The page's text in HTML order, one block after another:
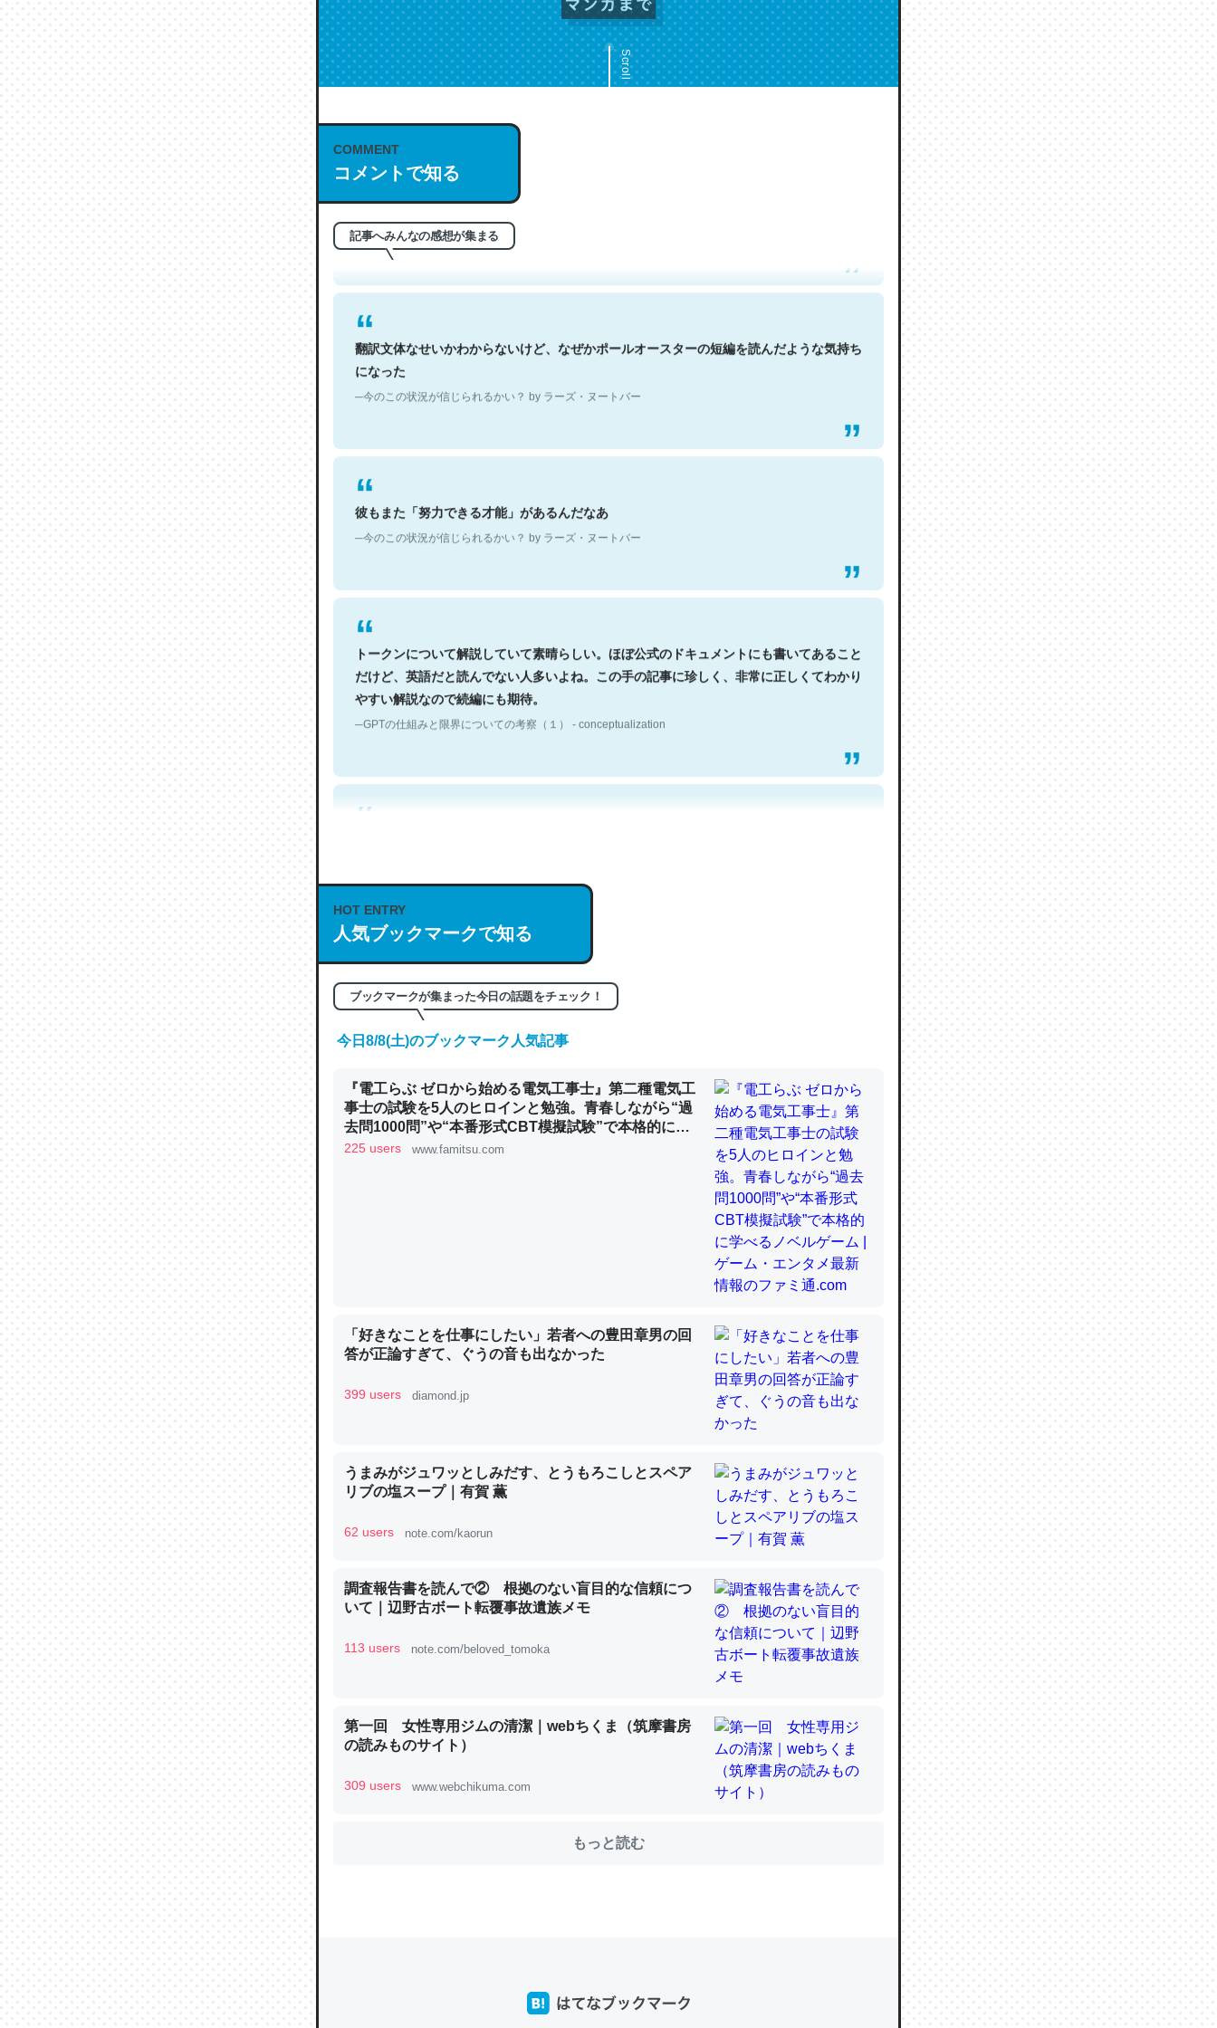
Scroll
COMMENT
コメントで知る
記事へみんなの感想が集まる
これは名文。彼はとてもクレバーなんだろうなと凄く思う。英語少しでも読める人は原文
翻訳文体なせいかわからないけど、なぜかポールオースターの短編を読んだような気持ち
になった
─今のこの状況が信じられるかい？ by ラーズ・ヌートバー
彼もまた「努力できる才能」があるんだなあ
─今のこの状況が信じられるかい？ by ラーズ・ヌートバー
トークンについて解説していて素晴らしい。ほぼ公式のドキュメントにも書いてあること
だけど、英語だと読んでない人多いよね。この手の記事に珍しく、非常に正しくてわかり
やすい解説なので続編にも期待。
─GPTの仕組みと限界についての考察（１） - conceptualization
これは良記事。32768トークンだと英語小説100ページ分くらい。小説でいう「ずっと前
の伏線」は回収されないけど、短期記憶というには多い分量。進化すればするほど分かり
やすく強くなりそう
昆虫ってカルシウム少ないのか。知らんかった。調べたらコオロギのカルシウム分はエビ
─ニュース :: 【研究発表】昆虫学の大問題＝「昆虫はなぜ海にいないのか」に関する新仮説
論文では「淡水はカルシウムも酸素も不足してて両方に不利だから両方が拮抗してるので
は」とあって面白い。海にいる鋏角類（カブトガニ・ウミグモ）はカルシウムを使わずキ
─ニュース :: 【研究発表】昆虫学の大問題＝「昆虫はなぜ海にいないのか」に関する新仮説
これを元に考えるとカルシウムを大量に使う脊椎動物と貝類は苦労してるんだな…。腹足
ウチもEchoを実家に置いて４年。でたまに覗いてる。ぼちぼちRingも置こうかと画策
れ見て生きてるなって分かる。
─たまにLINEするくらいだった遠方の父67歳と僕。ITツール導入でコミュニケーションが劇的に変化し
HOT ENTRY
人気ブックマークで知る
ブックマークが集まった今日の話題をチェック！
今日8/8(土)のブックマーク人気記事
『電工らぶ ゼロから始める電気工事士』第二種電気工
事士の試験を5人のヒロインと勉強。青春しながら“過
去問1000問”や“本番形式CBT模擬試験”で本格的に学
べるノベルゲーム | ゲーム・エンタメ最新情報のファミ
225 users www.famitsu.com
「好きなことを仕事にしたい」若者への豊田章男の回
答が正論すぎて、ぐうの音も出なかった
399 users diamond.jp
うまみがジュワッとしみだす、とうもろこしとスペア
リブの塩スープ｜有賀 薫
62 users note.com/kaorun
調査報告書を読んで② 根拠のない盲目的な信頼につ
いて｜辺野古ボート転覆事故遺族メモ
113 users note.com/beloved_tomoka
第一回 女性専用ジムの清潔｜webちくま（筑摩書房
の読みものサイト）
309 users www.webchikuma.com
もっと読む